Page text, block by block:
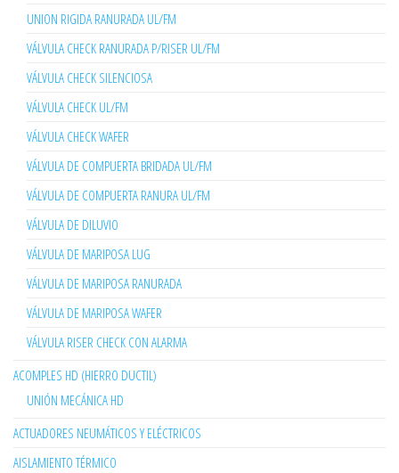
UNION RIGIDA RANURADA UL/FM
VÁLVULA CHECK RANURADA P/RISER UL/FM
VÁLVULA CHECK SILENCIOSA
VÁLVULA CHECK UL/FM
VÁLVULA CHECK WAFER
VÁLVULA DE COMPUERTA BRIDADA UL/FM
VÁLVULA DE COMPUERTA RANURA UL/FM
VÁLVULA DE DILUVIO
VÁLVULA DE MARIPOSA LUG
VÁLVULA DE MARIPOSA RANURADA
VÁLVULA DE MARIPOSA WAFER
VÁLVULA RISER CHECK CON ALARMA
ACOMPLES HD (HIERRO DUCTIL)
UNIÓN MECÁNICA HD
ACTUADORES NEUMÁTICOS Y ELÉCTRICOS
AISLAMIENTO TÉRMICO